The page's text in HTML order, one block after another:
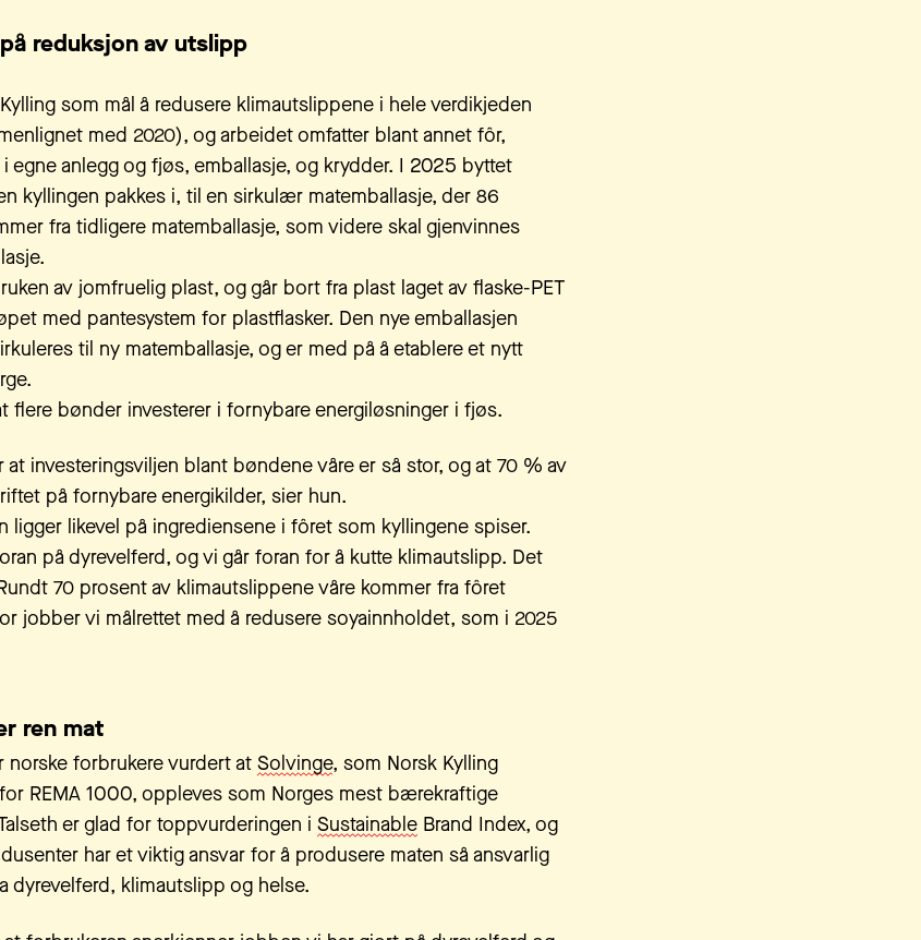
reduksjon av utslipp
som mål å redusere klimautslippene i hele verdikjeden
med 2020), og arbeidet omfatter blant annet fôr,
egne anlegg og fjøs, emballasje, og krydder. I 2025 byttet
kyllingen pakkes i, til en sirkulær matemballasje, der 86
fra tidligere matemballasje, som videre skal gjenvinnes
av jomfruelig plast, og går bort fra plast laget av flaske-PET
med pantesystem for plastflasker. Den nye emballasjen
til ny matemballasje, og er med på å etablere et nytt
flere bønder investerer i fornybare energiløsninger i fjøs.
at investeringsviljen blant bøndene våre er så stor, og at 70 % av
på fornybare energikilder, sier hun.
ligger likevel på ingrediensene i fôret som kyllingene spiser.
på dyrevelferd, og vi går foran for å kutte klimautslipp. Det
70 prosent av klimautslippene våre kommer fra fôret
jobber vi målrettet med å redusere soyainnholdet, som i 2025
ren mat
norske forbrukere vurdert at Solvinge, som Norsk Kylling
REMA 1000, oppleves som Norges mest bærekraftige
er glad for toppvurderingen i Sustainable Brand Index, og
har et viktig ansvar for å produsere maten så ansvarlig
dyrevelferd, klimautslipp og helse.